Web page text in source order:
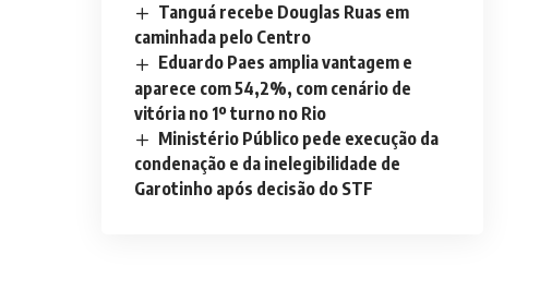
Tanguá recebe Douglas Ruas em
caminhada pelo Centro
Eduardo Paes amplia vantagem e
aparece com 54,2%, com cenário de
vitória no 1º turno no Rio
Ministério Público pede execução da
condenação e da inelegibilidade de
Garotinho após decisão do STF